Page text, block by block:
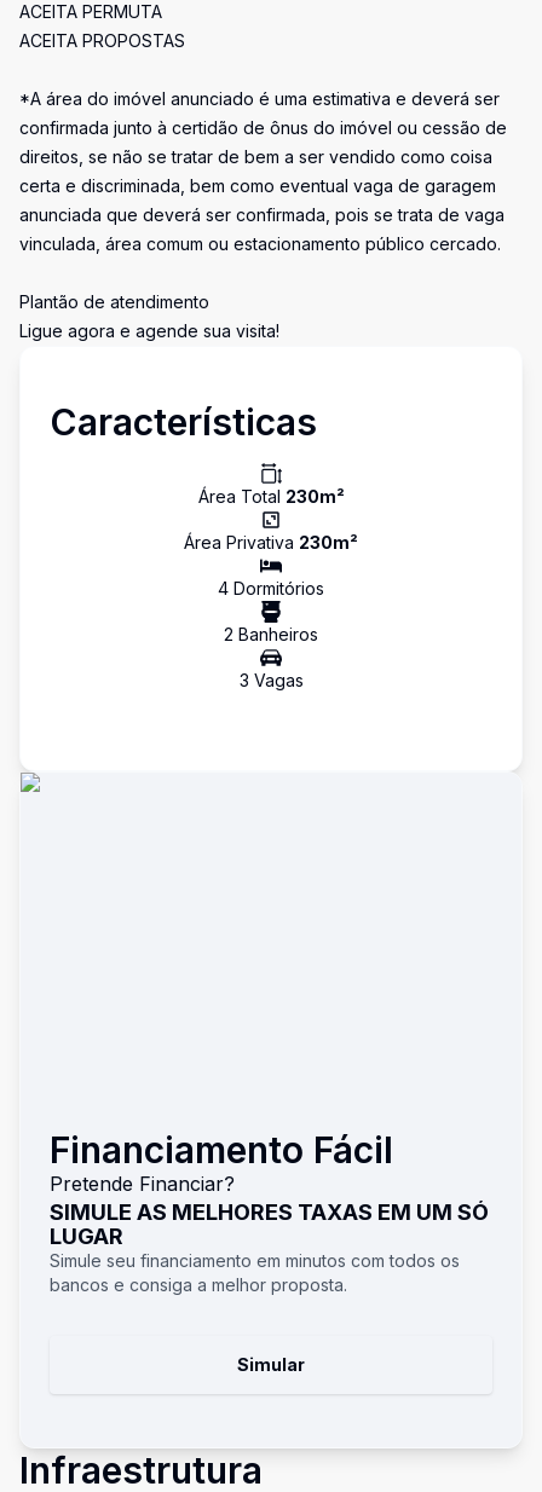
ACEITA PERMUTA
ACEITA PROPOSTAS
*A área do imóvel anunciado é uma estimativa e deverá ser
confirmada junto à certidão de ônus do imóvel ou cessão de
direitos, se não se tratar de bem a ser vendido como coisa
certa e discriminada, bem como eventual vaga de garagem
anunciada que deverá ser confirmada, pois se trata de vaga
vinculada, área comum ou estacionamento público cercado.
Plantão de atendimento
Ligue agora e agende sua visita!
Características
Área Total 230m²
Área Privativa 230m²
4 Dormitórios
2 Banheiros
3 Vagas
Financiamento Fácil
Pretende Financiar?
SIMULE AS MELHORES TAXAS EM UM SÓ
LUGAR
Simule seu financiamento em minutos com todos os
bancos e consiga a melhor proposta.
Simular
Infraestrutura